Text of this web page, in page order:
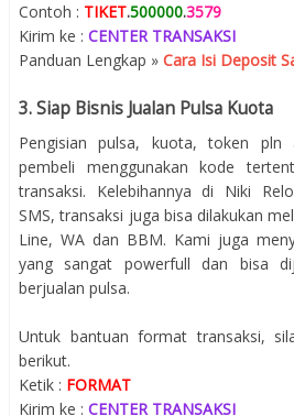
Contoh : TIKET.500000.3579
Kirim ke : CENTER TRANSAKSI
Panduan Lengkap » Cara Isi Deposit
3. Siap Bisnis Jualan Pulsa Kuota
Pengisian pulsa, kuota, token pln
pembeli menggunakan kode
transaksi. Kelebihannya di Niki
SMS, transaksi juga bisa dilakukan
Line, WA dan BBM. Kami juga
yang sangat powerfull dan bisa
berjualan pulsa.
Untuk bantuan format transaksi,
berikut.
Ketik : FORMAT
Kirim ke : CENTER TRANSAKSI